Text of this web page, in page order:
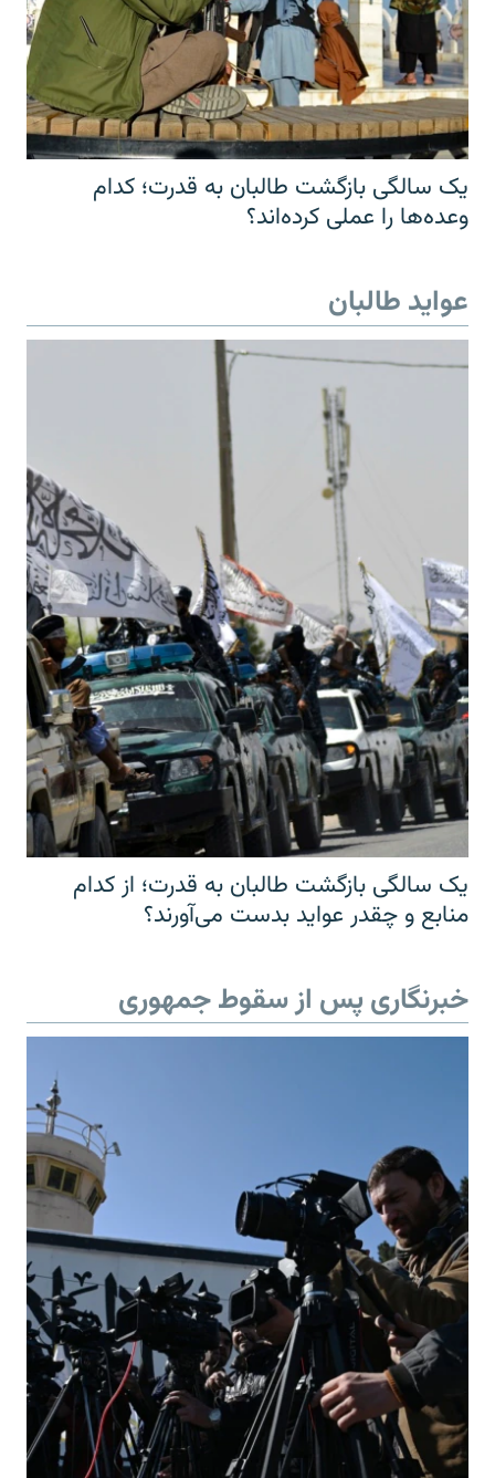
یک سالگی بازگشت طالبان به قدرت؛ کدام
وعده‌ها را عملی کرده‌اند؟
عواید طالبان
یک سالگی بازگشت طالبان به قدرت؛ از کدام
منابع و چقدر عواید بدست می‌آورند؟
خبرنگاری پس از سقوط جمهوری